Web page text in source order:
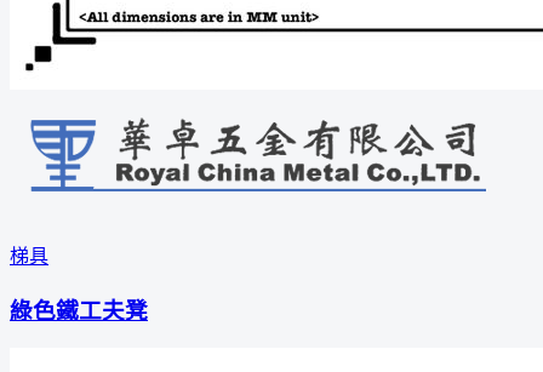
梯具
綠色鐵工夫凳